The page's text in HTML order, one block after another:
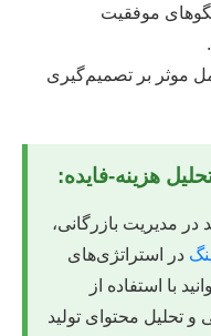
موفقیت
موثر بر تصمیم‌گیری
هزینه-فایده:
مدیریت بازرگانی،
در استراتژی‌های
با استفاده از
تحلیل محتوای تولید